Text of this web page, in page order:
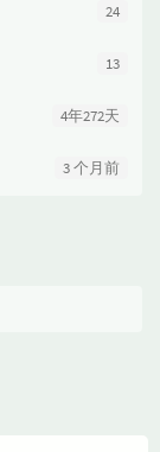
24
13
4年272天
3 个月前